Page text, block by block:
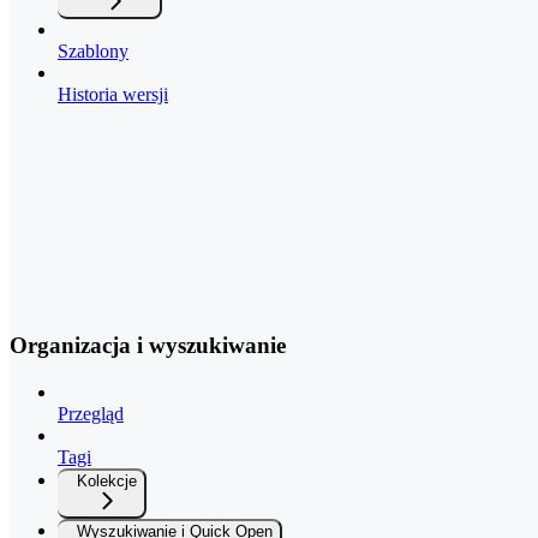
Szablony
Historia wersji
Organizacja i wyszukiwanie
Przegląd
Tagi
Kolekcje
Wyszukiwanie i Quick Open